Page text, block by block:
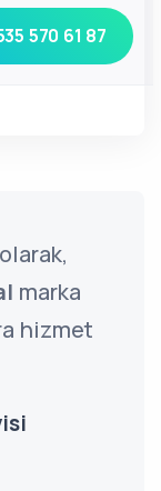
570 61 87
olarak,
marka
hizmet